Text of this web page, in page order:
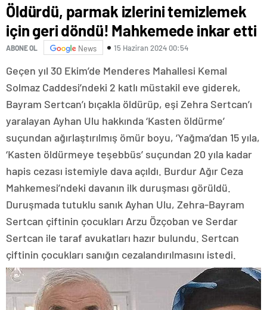
Öldürdü, parmak izlerini temizlemek
için geri döndü! Mahkemede inkar etti
ABONE OL News 15 Haziran 2024 00:54
Geçen yıl 30 Ekim’de Menderes Mahallesi Kemal
Solmaz Caddesi’ndeki 2 katlı müstakil eve giderek,
Bayram Sertcan’ı bıçakla öldürüp, eşi Zehra Sertcan’ı
yaralayan Ayhan Ulu hakkında ‘Kasten öldürme’
suçundan ağırlaştırılmış ömür boyu, ‘Yağma’dan 15 yıla,
‘Kasten öldürmeye teşebbüs’ suçundan 20 yıla kadar
hapis cezası istemiyle dava açıldı. Burdur Ağır Ceza
Mahkemesi’ndeki davanın ilk duruşması görüldü.
Duruşmada tutuklu sanık Ayhan Ulu, Zehra-Bayram
Sertcan çiftinin çocukları Arzu Özçoban ve Serdar
Sertcan ile taraf avukatları hazır bulundu. Sertcan
çiftinin çocukları sanığın cezalandırılmasını istedi.